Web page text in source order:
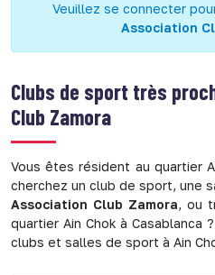
Veuillez se connecter
Association
Clubs de sport très
Club Zamora
Vous êtes résident au quartier
cherchez un club de sport, une
Association Club Zamora, ou
quartier Ain Chok à
clubs et salles de sport à Ain